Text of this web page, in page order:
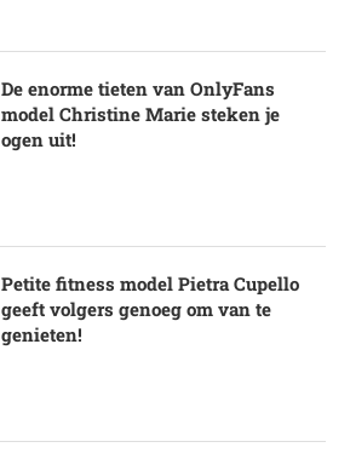
De enorme tieten van OnlyFans
model Christine Marie steken je
ogen uit!
Petite fitness model Pietra Cupello
geeft volgers genoeg om van te
genieten!